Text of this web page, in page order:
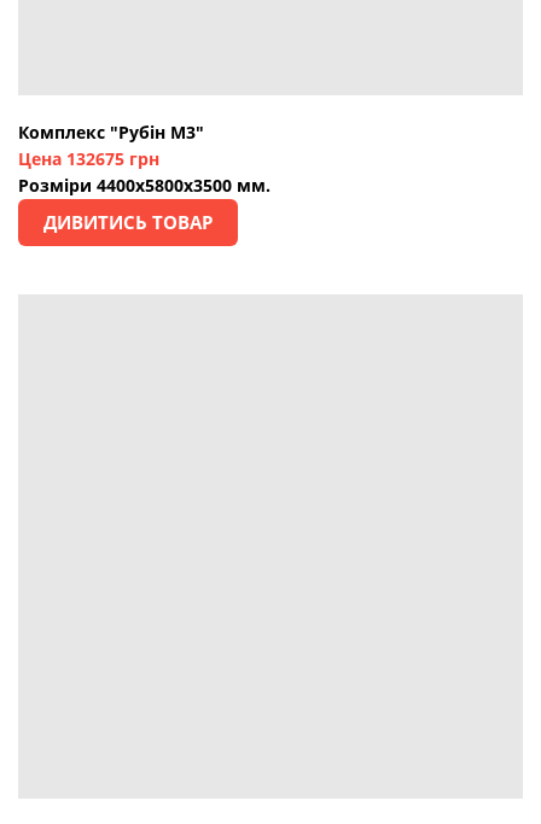
Комплекс "Рубін М3"
Цена 132675 грн
Розміри 4400х5800х3500 мм.
ДИВИТИСЬ ТОВАР